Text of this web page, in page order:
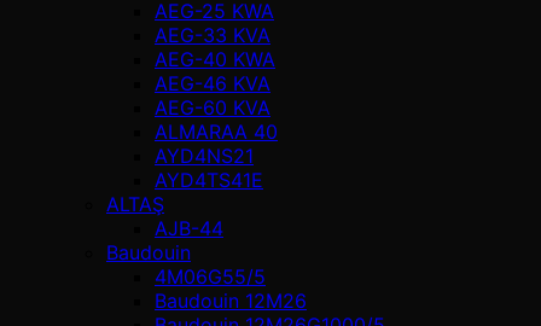
AEG-25 KWA
AEG-33 KVA
AEG-40 KWA
AEG-46 KVA
AEG-60 KVA
ALMARAA 40
AYD4NS21
AYD4TS41E
ALTAŞ
AJB-44
Baudouin
4M06G55/5
Baudouin 12M26